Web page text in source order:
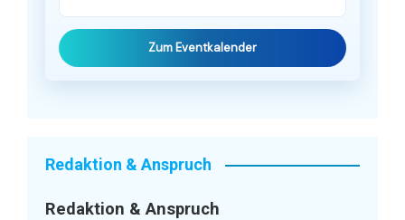
Zum Eventkalender
Redaktion & Anspruch
Redaktion & Anspruch